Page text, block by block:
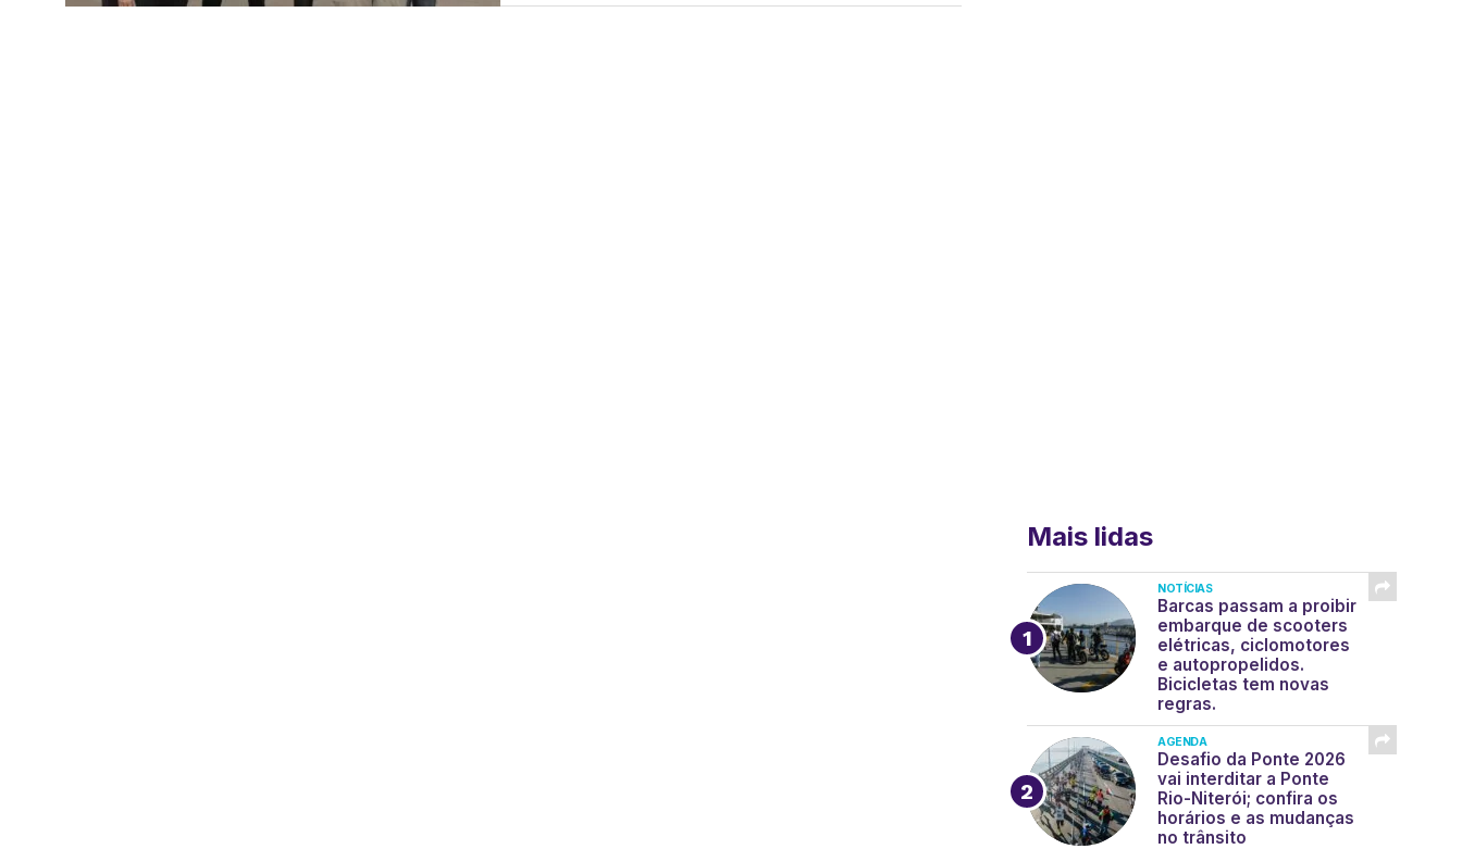
Mais lidas
NOTÍCIAS
Barcas passam a proibir
embarque de scooters
elétricas, ciclomotores
e autopropelidos.
Bicicletas tem novas
regras.
AGENDA
Desafio da Ponte 2026
vai interditar a Ponte
Rio-Niterói; confira os
horários e as mudanças
no trânsito